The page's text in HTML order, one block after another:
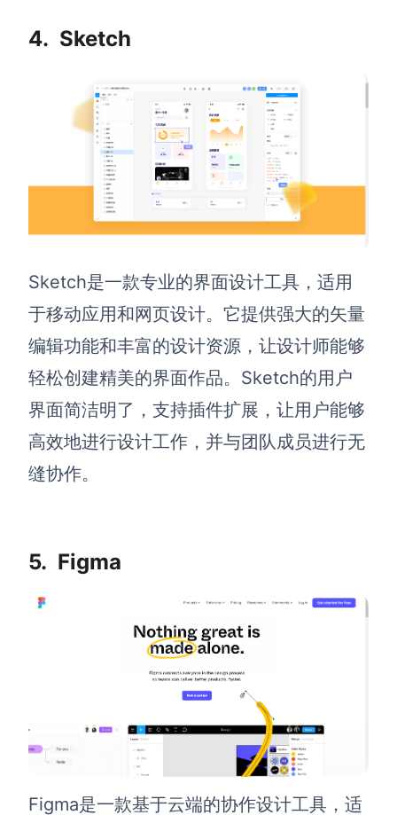
满足企业级团队协作和管理需求
帮助中心
获取详细功能指南和技术支持
知识分享社区
探索创意灵感与高效协作技巧
4. Sketch
Sketch是一款专业的界面设计工具，适用
于移动应用和网页设计。它提供强大的矢量
编辑功能和丰富的设计资源，让设计师能够
轻松创建精美的界面作品。Sketch的用户
界面简洁明了，支持插件扩展，让用户能够
高效地进行设计工作，并与团队成员进行无
缝协作。
5. Figma
Figma是一款基于云端的协作设计工具，适